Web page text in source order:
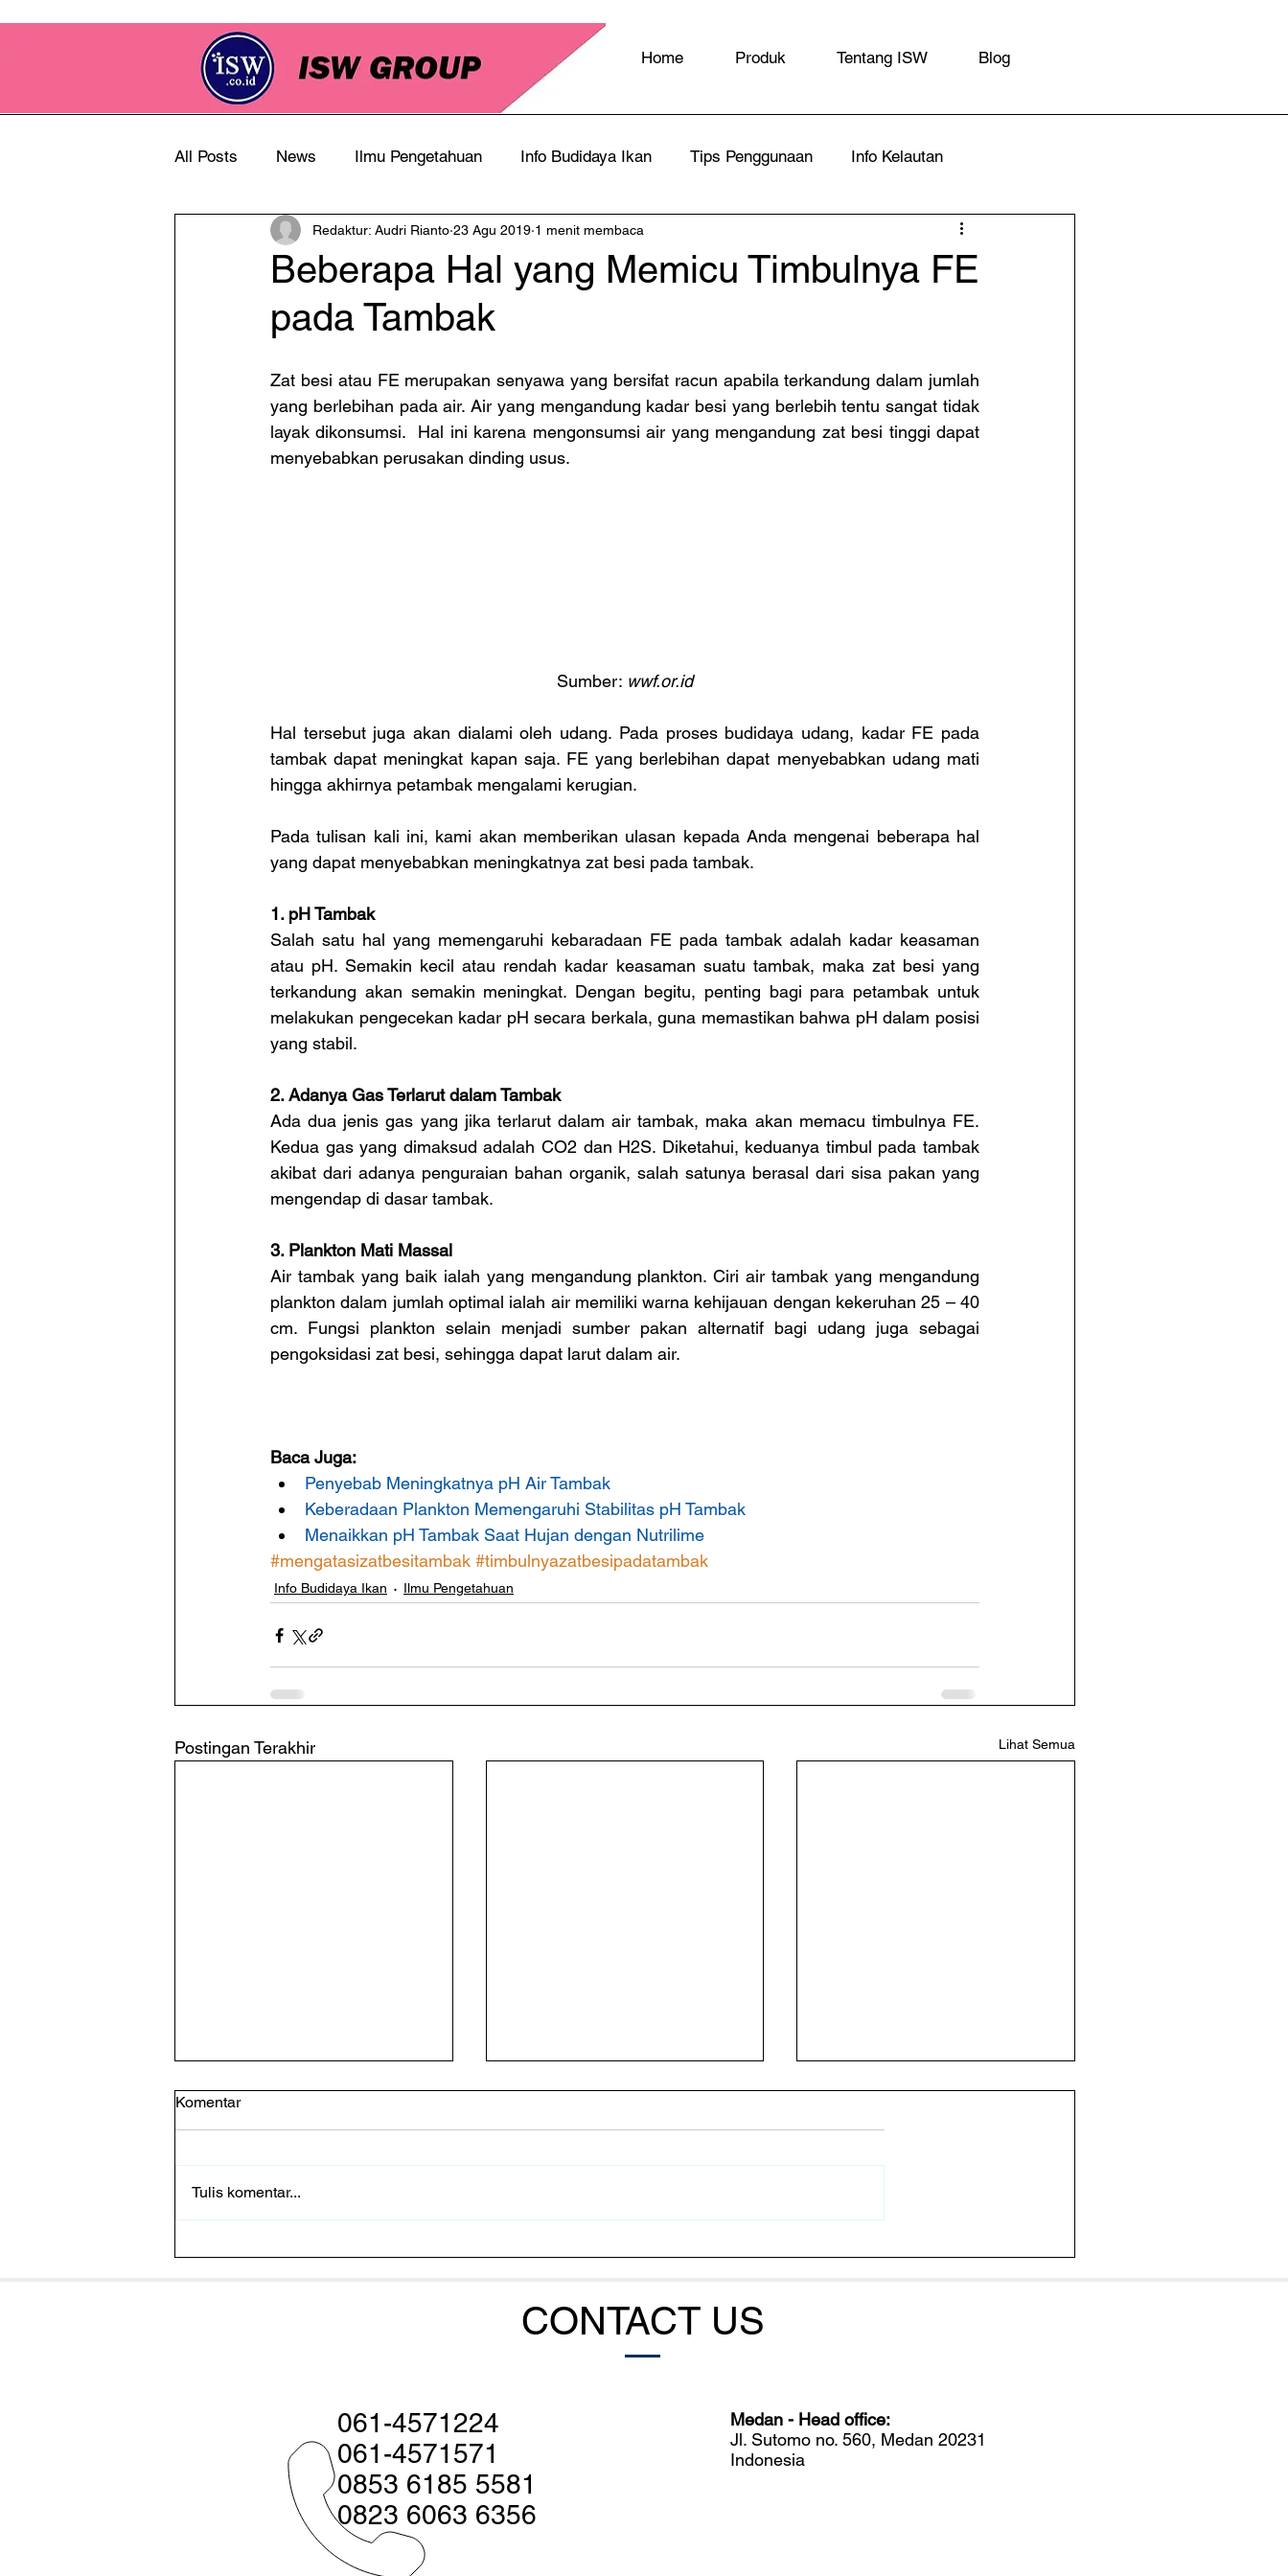
Home Produk Tentang ISW Blog
All Posts News Ilmu Pengetahuan Info Budidaya Ikan Tips Penggunaan Info Kelautan
Info Perkebunan
Beberapa Hal yang Memicu Timbulnya FE
pada Tambak
Redaktur: Audri Rianto 23 Agu 2019 1 menit membaca
Zat besi atau FE merupakan senyawa yang bersifat racun apabila terkandung dalam jumlah
yang berlebihan pada air. Air yang mengandung kadar besi yang berlebih tentu sangat tidak
layak dikonsumsi.  Hal ini karena mengonsumsi air yang mengandung zat besi tinggi dapat
menyebabkan perusakan dinding usus.
Sumber: wwf.or.id
Hal tersebut juga akan dialami oleh udang. Pada proses budidaya udang, kadar FE pada
tambak dapat meningkat kapan saja. FE yang berlebihan dapat menyebabkan udang mati
hingga akhirnya petambak mengalami kerugian.
Pada tulisan kali ini, kami akan memberikan ulasan kepada Anda mengenai beberapa hal
yang dapat menyebabkan meningkatnya zat besi pada tambak.
1. pH Tambak
Salah satu hal yang memengaruhi kebaradaan FE pada tambak adalah kadar keasaman
atau pH. Semakin kecil atau rendah kadar keasaman suatu tambak, maka zat besi yang
terkandung akan semakin meningkat. Dengan begitu, penting bagi para petambak untuk
melakukan pengecekan kadar pH secara berkala, guna memastikan bahwa pH dalam posisi
yang stabil.
2. Adanya Gas Terlarut dalam Tambak
Ada dua jenis gas yang jika terlarut dalam air tambak, maka akan memacu timbulnya FE.
Kedua gas yang dimaksud adalah CO2 dan H2S. Diketahui, keduanya timbul pada tambak
akibat dari adanya penguraian bahan organik, salah satunya berasal dari sisa pakan yang
mengendap di dasar tambak.
3. Plankton Mati Massal
Air tambak yang baik ialah yang mengandung plankton. Ciri air tambak yang mengandung
plankton dalam jumlah optimal ialah air memiliki warna kehijauan dengan kekeruhan 25 – 40
cm. Fungsi plankton selain menjadi sumber pakan alternatif bagi udang juga sebagai
pengoksidasi zat besi, sehingga dapat larut dalam air.
Baca Juga:
Penyebab Meningkatnya pH Air Tambak
Keberadaan Plankton Memengaruhi Stabilitas pH Tambak
Menaikkan pH Tambak Saat Hujan dengan Nutrilime
#mengatasizatbesitambak #timbulnyazatbesipadatambak
Info Budidaya Ikan Ilmu Pengetahuan
Postingan Terakhir Lihat Semua
Komentar
Tulis komentar...
CONTACT US
061-4571224
061-4571571
0853 6185 5581
0823 6063 6356
Medan - Head office:
Jl. Sutomo no. 560, Medan 20231
Indonesia